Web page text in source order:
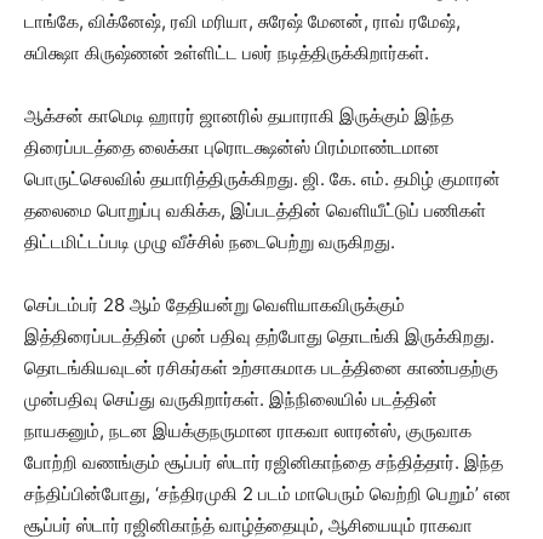
டாங்கே, விக்னேஷ், ரவி மரியா, சுரேஷ் மேனன், ராவ் ரமேஷ்,
சுபிக்ஷா கிருஷ்ணன் உள்ளிட்ட பலர் நடித்திருக்கிறார்கள்.
ஆக்சன் காமெடி ஹாரர் ஜானரில் தயாராகி இருக்கும் இந்த
திரைப்படத்தை லைக்கா புரொடக்ஷன்ஸ் பிரம்மாண்டமான
பொருட்செலவில் தயாரித்திருக்கிறது. ஜி. கே. எம். தமிழ் குமாரன்
தலைமை பொறுப்பு வகிக்க, இப்படத்தின் வெளியீட்டுப் பணிகள்
திட்டமிட்டப்படி முழு வீச்சில் நடைபெற்று வருகிறது.‌
செப்டம்பர் 28 ஆம் தேதியன்று வெளியாகவிருக்கும்
இத்திரைப்படத்தின் முன் பதிவு தற்போது தொடங்கி இருக்கிறது.
தொடங்கியவுடன் ரசிகர்கள் உற்சாகமாக படத்தினை காண்பதற்கு
முன்பதிவு செய்து வருகிறார்கள். இந்நிலையில் படத்தின்
நாயகனும், நடன இயக்குநருமான ராகவா லாரன்ஸ், குருவாக
போற்றி வணங்கும் சூப்பர் ஸ்டார் ரஜினிகாந்தை சந்தித்தார். இந்த
சந்திப்பின்போது, ‘சந்திரமுகி 2 படம் மாபெரும் வெற்றி பெறும்’ என
சூப்பர் ஸ்டார் ரஜினிகாந்த் வாழ்த்தையும், ஆசியையும் ராகவா